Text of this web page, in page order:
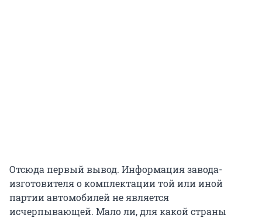
Отсюда первый вывод. Информация завода-
изготовителя о комплектации той или иной
партии автомобилей не является
исчерпывающей. Мало ли, для какой страны